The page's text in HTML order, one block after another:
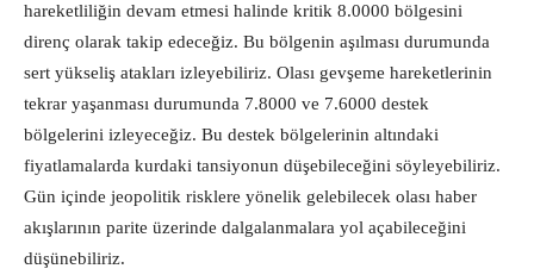
hareketliliğin devam etmesi halinde kritik 8.0000 bölgesini
direnç olarak takip edeceğiz. Bu bölgenin aşılması durumunda
sert yükseliş atakları izleyebiliriz. Olası gevşeme hareketlerinin
tekrar yaşanması durumunda 7.8000 ve 7.6000 destek
bölgelerini izleyeceğiz. Bu destek bölgelerinin altındaki
fiyatlamalarda kurdaki tansiyonun düşebileceğini söyleyebiliriz.
Gün içinde jeopolitik risklere yönelik gelebilecek olası haber
akışlarının parite üzerinde dalgalanmalara yol açabileceğini
düşünebiliriz.